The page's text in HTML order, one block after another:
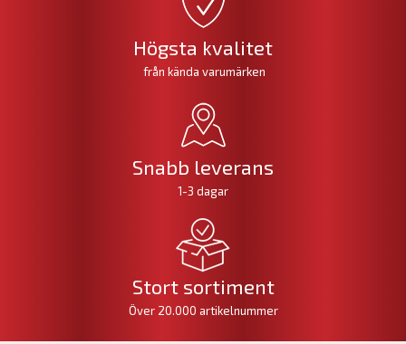
Högsta kvalitet
från kända varumärken
Snabb leverans
1-3 dagar
Stort sortiment
Över 20.000 artikelnummer